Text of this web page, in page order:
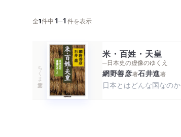
全1件中1─1件を表示
ちくま学芸文庫
米・百姓・天皇
─日本史の虚像のゆくえ
網野善彦著石井進著
日本とはどんな国なのか